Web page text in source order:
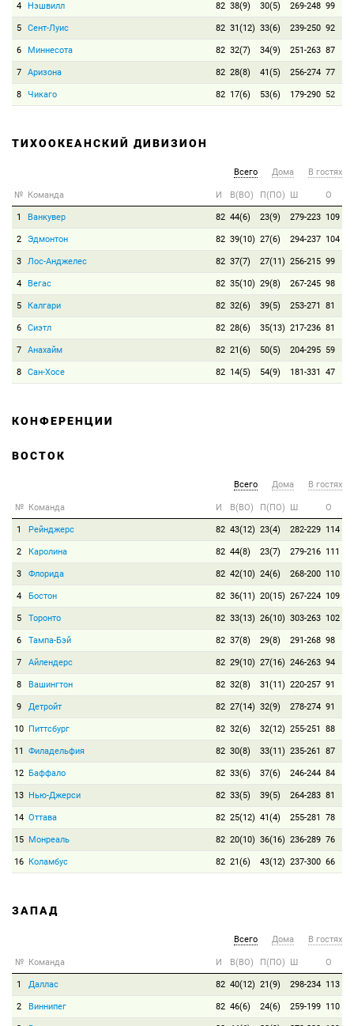
4 Нэшвилл 82 38(9) 30(5) 269-248 99
5 Сент-Луис 82 31(12) 33(6) 239-250 92
6 Миннесота 82 32(7) 34(9) 251-263 87
7 Аризона 82 28(8) 41(5) 256-274 77
8 Чикаго 82 17(6) 53(6) 179-290 52
ТИХООКЕАНСКИЙ ДИВИЗИОН
Всего Дома В гостях
№ Команда И В(ВО) П(ПО) Ш О
1 Ванкувер 82 44(6) 23(9) 279-223 109
2 Эдмонтон 82 39(10) 27(6) 294-237 104
3 Лос-Анджелес 82 37(7) 27(11) 256-215 99
4 Вегас 82 35(10) 29(8) 267-245 98
5 Калгари 82 32(6) 39(5) 253-271 81
6 Сиэтл 82 28(6) 35(13) 217-236 81
7 Анахайм 82 21(6) 50(5) 204-295 59
8 Сан-Хосе 82 14(5) 54(9) 181-331 47
КОНФЕРЕНЦИИ
ВОСТОК
Всего Дома В гостях
№ Команда И В(ВО) П(ПО) Ш О
1 Рейнджерс 82 43(12) 23(4) 282-229 114
2 Каролина 82 44(8) 23(7) 279-216 111
3 Флорида 82 42(10) 24(6) 268-200 110
4 Бостон 82 36(11) 20(15) 267-224 109
5 Торонто 82 33(13) 26(10) 303-263 102
6 Тампа-Бэй 82 37(8) 29(8) 291-268 98
7 Айлендерс 82 29(10) 27(16) 246-263 94
8 Вашингтон 82 32(8) 31(11) 220-257 91
9 Детройт 82 27(14) 32(9) 278-274 91
10 Питтсбург 82 32(6) 32(12) 255-251 88
11 Филадельфия 82 30(8) 33(11) 235-261 87
12 Баффало 82 33(6) 37(6) 246-244 84
13 Нью-Джерси 82 33(5) 39(5) 264-283 81
14 Оттава 82 25(12) 41(4) 255-281 78
15 Монреаль 82 20(10) 36(16) 236-289 76
16 Коламбус 82 21(6) 43(12) 237-300 66
ЗАПАД
Всего Дома В гостях
№ Команда И В(ВО) П(ПО) Ш О
1 Даллас 82 40(12) 21(9) 298-234 113
2 Виннипег 82 46(6) 24(6) 259-199 110